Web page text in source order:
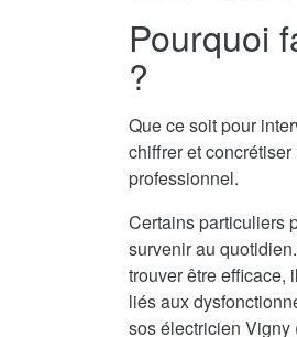
Pourquoi
?
Que ce soit pour
chiffrer et
professionnel.
Certains particuliers
survenir au
trouver être efficace,
liés aux
sos électricien Vigny